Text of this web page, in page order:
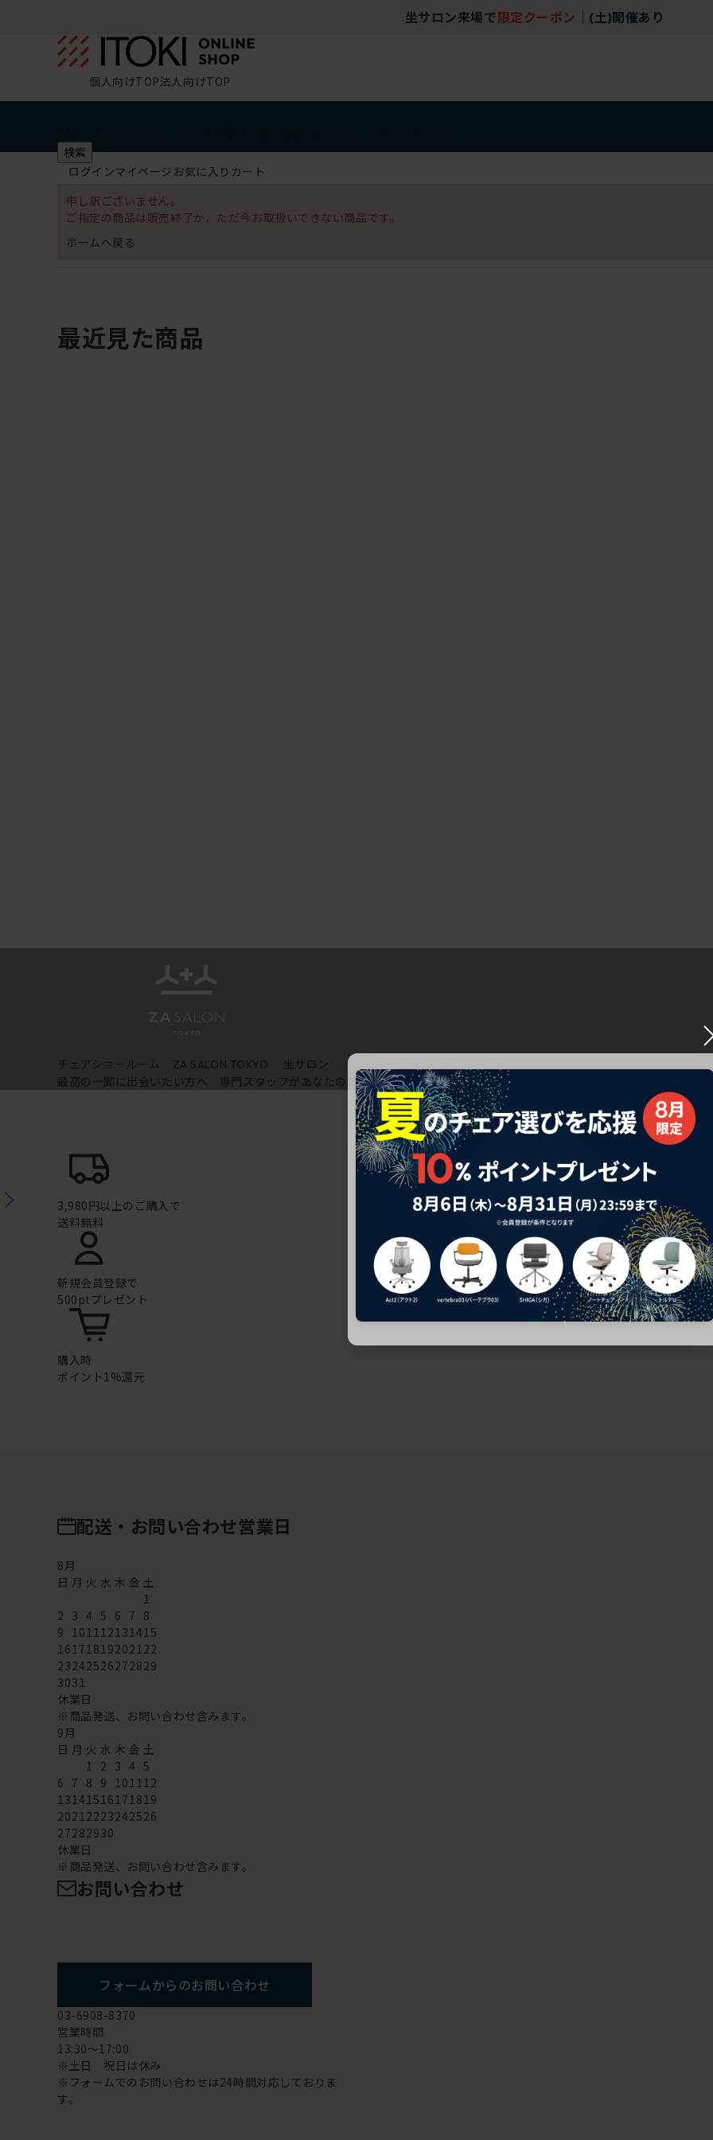
坐サロン来場で 限定クーポン (土)開催あり
個人向けTOP法人向けTOP
検索
ログインマイページ お気に入り カート
申し訳ございません。
ご指定の商品は販売終了か、ただ今お取扱いできない商品です。
ホームへ戻る
最近見た商品
チェアショールーム ZA SALON TOKYO
坐サロン
最高の一脚に出会いたい方へ 専門スタッフがあなたのための椅子選びをサポートいたします。
3,980円以上のご購入で
送料無料
新規会員登録で
500ptプレゼント
購入時
ポイント1%還元
配送・お問い合わせ営業日
8月
日 月 火 水 木 金 土
1
2 3 4 5 6 7 8
9 101112131415
16171819202122
23242526272829
3031
休業日
※商品発送、お問い合わせ含みます。
9月
日 月 火 水 木 金 土
1 2 3 4 5
6 7 8 9 101112
13141516171819
20212223242526
27282930
休業日
※商品発送、お問い合わせ含みます。
お問い合わせ
フォームからのお問い合わせ
03-6908-8370
営業時間
13:30～17:00
※土日 祝日は休み
※フォームでのお問い合わせは24時間対応しておりま
す。